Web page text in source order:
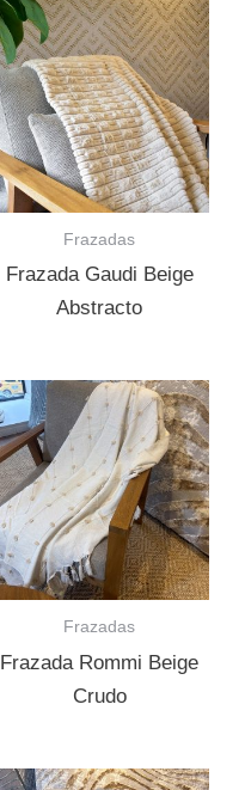
Frazadas
Frazada Gaudi Beige
Abstracto
Frazadas
Frazada Rommi Beige
Crudo